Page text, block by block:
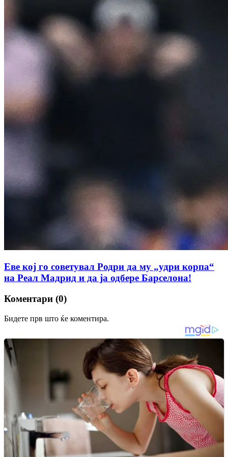
Еве кој го советувал Родри да му „удри корпа“
на Реал Мадрид и да ја одбере Барселона!
Коментари (0)
Бидете прв што ќе коментира.